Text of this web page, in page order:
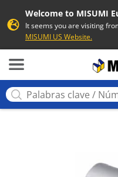
Welcome to MISUMI
It seems you are visiting
MISUMI US Website.